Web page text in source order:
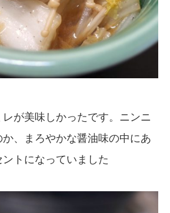
が美味しかったです。ニンニ
、まろやかな醤油味の中にあ
トになっていました